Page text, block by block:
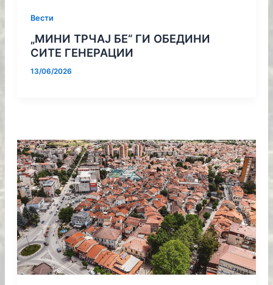
Вести
„МИНИ ТРЧАЈ БЕ“ ГИ ОБЕДИНИ
СИТЕ ГЕНЕРАЦИИ
13/06/2026